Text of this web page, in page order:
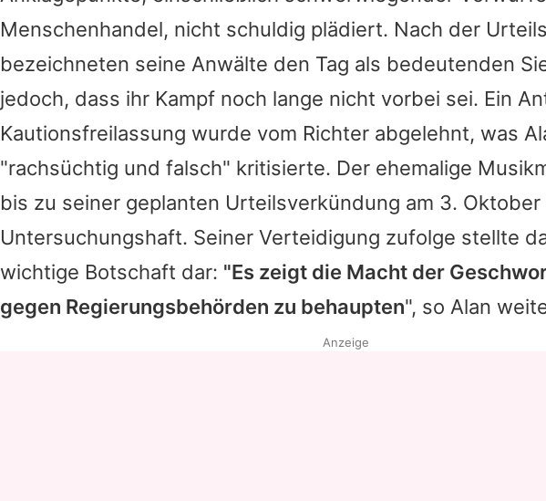
Menschenhandel, nicht schuldig plädiert. Nach der
bezeichneten seine Anwälte den Tag als bedeutenden
jedoch, dass ihr Kampf noch lange nicht vorbei sei. Ein
Kautionsfreilassung wurde vom Richter abgelehnt, was
"rachsüchtig und falsch" kritisierte. Der ehemalige
bis zu seiner geplanten Urteilsverkündung am 3. Oktober
Untersuchungshaft. Seiner Verteidigung zufolge stellte
wichtige Botschaft dar: "Es zeigt die Macht der
gegen Regierungsbehörden zu behaupten", so Alan
Anzeige